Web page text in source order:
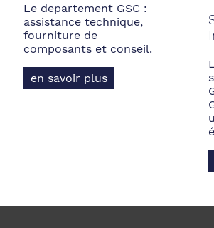
Le departement GSC :
assistance technique,
fourniture de
composants et conseil.
en savoir plus